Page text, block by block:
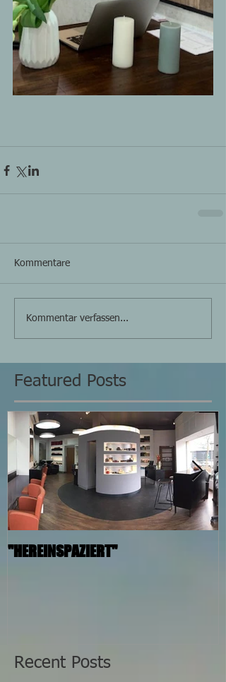
Kommentare
Kommentar verfassen...
Featured Posts
"HEREINSPAZIERT"
Recent Posts